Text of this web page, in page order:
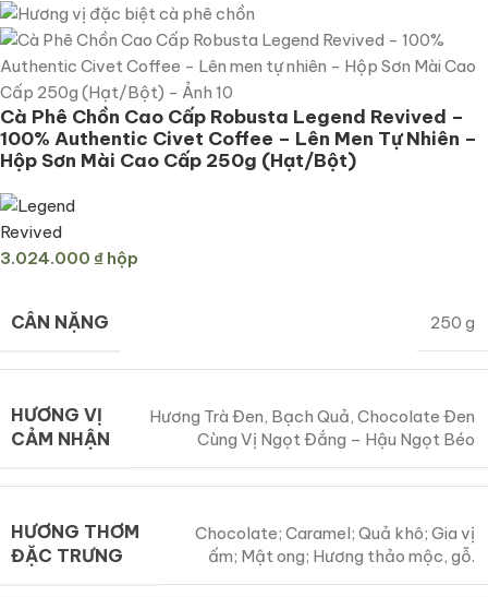
Cà Phê Chồn Cao Cấp Robusta Legend Revived –
100% Authentic Civet Coffee – Lên Men Tự Nhiên –
Hộp Sơn Mài Cao Cấp 250g (Hạt/Bột)
3.024.000 ₫ hộp
CÂN NẶNG 250 g
HƯƠNG VỊ
CẢM NHẬN
Hương Trà Đen, Bạch Quả, Chocolate Đen
Cùng Vị Ngọt Đắng – Hậu Ngọt Béo
HƯƠNG THƠM
ĐẶC TRƯNG
Chocolate; Caramel; Quả khô; Gia vị
ấm; Mật ong; Hương thảo mộc, gỗ.